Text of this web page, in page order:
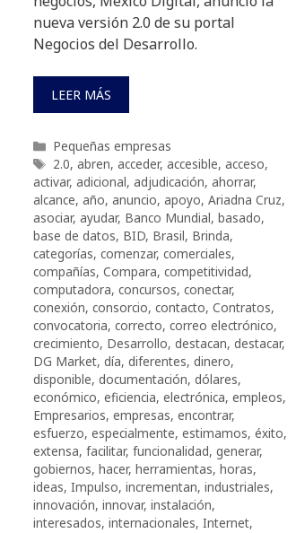
nueva versión 2.0 de su portal
Negocios del Desarrollo.
LEER MÁS
Categorías
Pequeñas empresas
Etiquetas
2.0, abren, acceder, accesible, acceso,
activar, adicional, adjudicación, ahorrar,
alcance, año, anuncio, apoyo, Ariadna Cruz,
asociar, ayudar, Banco Mundial, basado,
base de datos, BID, Brasil, Brinda,
categorías, comenzar, comerciales,
compañías, Compara, competitividad,
computadora, concursos, conectar,
conexión, consorcio, contacto, Contratos,
convocatoria, correcto, correo electrónico,
crecimiento, Desarrollo, destacan, destacar,
DG Market, día, diferentes, dinero,
disponible, documentación, dólares,
económico, eficiencia, electrónica, empleos,
Empresarios, empresas, encontrar,
esfuerzo, especialmente, estimamos, éxito,
extensa, facilitar, funcionalidad, generar,
gobiernos, hacer, herramientas, horas,
ideas, Impulso, incrementan, industriales,
innovación, innovar, instalación,
interesados, internacionales, Internet,